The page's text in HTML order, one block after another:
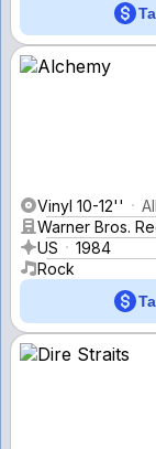
Vinyl 10-12''
Warner Bros.
US
1984
Rock